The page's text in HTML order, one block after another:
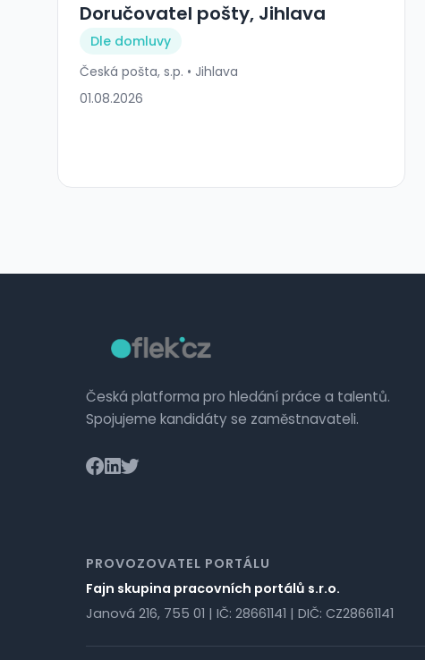
Doručovatel pošty, Jihlava
Dle domluvy
Česká pošta, s.p. • Jihlava
01.08.2026
Česká platforma pro hledání práce a talentů.
Spojujeme kandidáty se zaměstnavateli.
PROVOZOVATEL PORTÁLU
Fajn skupina pracovních portálů s.r.o.
Janová 216, 755 01 | IČ: 28661141 | DIČ: CZ28661141